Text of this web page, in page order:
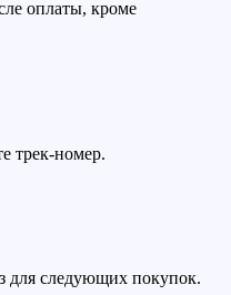
оплаты, кроме
трек-номер.
для следующих покупок.